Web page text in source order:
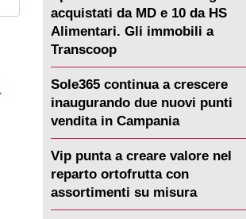
acquistati da MD e 10 da HS
Alimentari. Gli immobili a
Transcoop
Sole365 continua a crescere
inaugurando due nuovi punti
vendita in Campania
Vip punta a creare valore nel
reparto ortofrutta con
assortimenti su misura